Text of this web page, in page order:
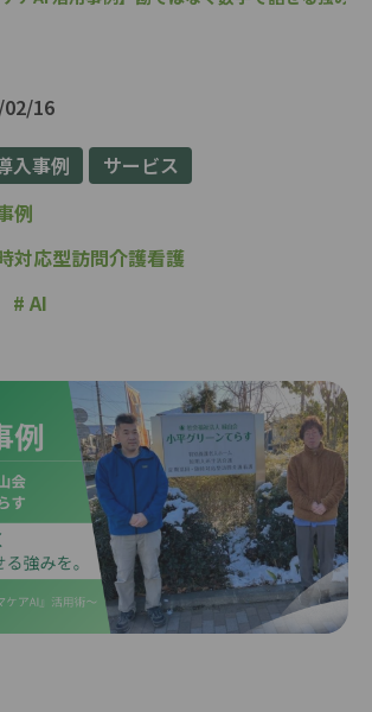
16
入事例
サービス
例
対応型訪問介護看護
# AI